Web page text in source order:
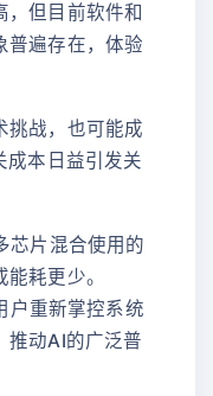
，但目前软件和
普遍存在，体验
挑战，也可能成
成本日益引发关
芯片混合使用的
耗更少。
户重新掌控系统
推动AI的广泛普